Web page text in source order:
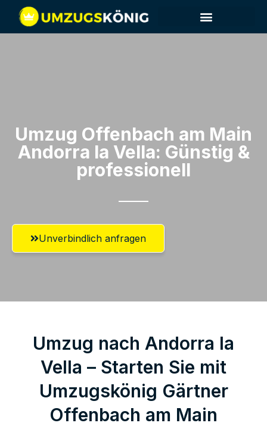
Umzug Offenbach am Main​
Andorra la Vella: Günstig &
professionell​
Unverbindlich anfragen
Umzug nach Andorra la
Vella – Starten Sie mit
Umzugskönig Gärtner
Offenbach am Main